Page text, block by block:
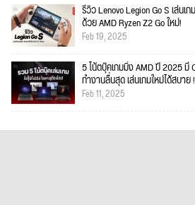
รีวิว Lenovo Legion Go S เล่น
ด้วย AMD Ryzen Z2 Go ใหม่!
Feb 19, 2025
5 โน้ตบุ๊คเกมมิ่ง AMD ปี 2025 มี
ทำงานลื่นสุด เล่นเกมใหม่ได้สบาย
Feb 11, 2025